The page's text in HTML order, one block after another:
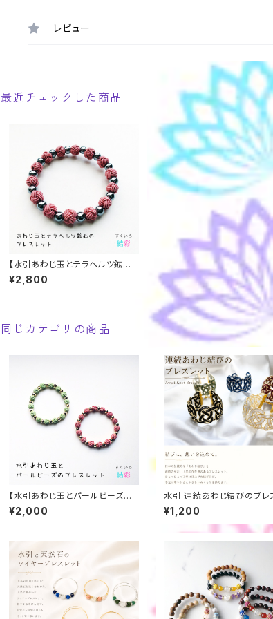
レビュー
最近チェックした商品
【水引あわじ玉とテラヘルツ鉱石
のブレスレット★全4色】 縁起物
厄除け 男女兼用
¥2,800
同じカテゴリの商品
【水引あわじ玉とパールビーズの
ブレスレット】 縁起物 厄除け 男女
兼用
¥2,000
水引 連続あわじ結びのブレ
ト
¥1,200